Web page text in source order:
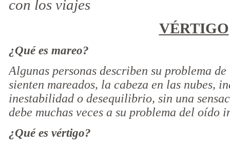
con los viajes
VÉRTIGO
¿Qué es mareo?
Algunas personas describen su problema
sienten mareados, la cabeza en las nubes,
inestabilidad o desequilibrio, sin una
debe muchas veces a su problema del oído
¿Qué es vértigo?